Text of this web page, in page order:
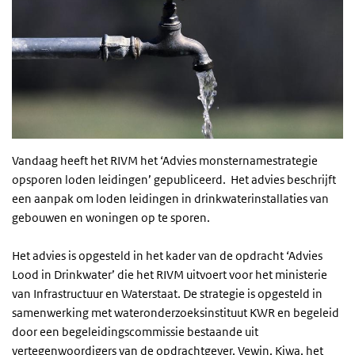
Vandaag heeft het RIVM het ‘Advies monsternamestrategie
opsporen loden leidingen’ gepubliceerd. Het advies beschrijft
een aanpak om loden leidingen in drinkwaterinstallaties van
gebouwen en woningen op te sporen.
Het advies is opgesteld in het kader van de opdracht ‘Advies
Lood in Drinkwater’ die het RIVM uitvoert voor het ministerie
van Infrastructuur en Waterstaat. De strategie is opgesteld in
samenwerking met wateronderzoeksinstituut KWR en begeleid
door een begeleidingscommissie bestaande uit
vertegenwoordigers van de opdrachtgever, Vewin, Kiwa, het